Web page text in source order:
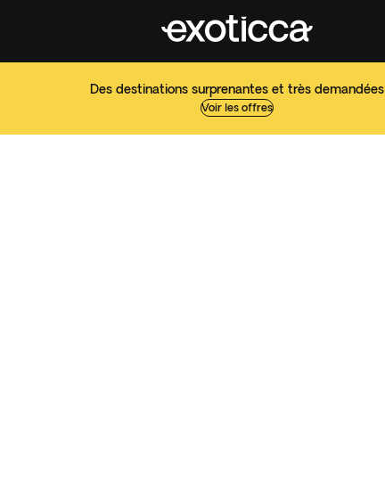
Des destinations surprenantes et très demandées
Voir les offres